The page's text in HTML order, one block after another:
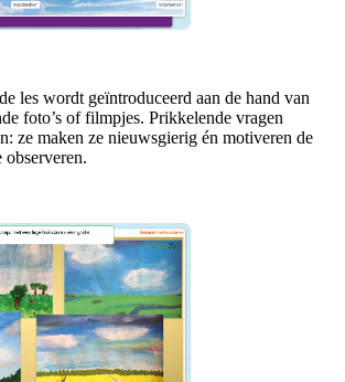
les wordt geïntroduceerd aan de hand van
foto’s of filmpjes. Prikkelende vragen
ze maken ze nieuwsgierig én motiveren de